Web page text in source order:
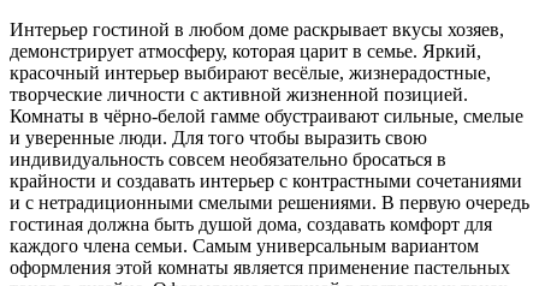
Интерьер гостиной в любом доме раскрывает вкусы хозяев,
демонстрирует атмосферу, которая царит в семье. Яркий,
красочный интерьер выбирают весёлые, жизнерадостные,
творческие личности с активной жизненной позицией.
Комнаты в чёрно-белой гамме обустраивают сильные, смелые
и уверенные люди. Для того чтобы выразить свою
индивидуальность совсем необязательно бросаться в
крайности и создавать интерьер с контрастными сочетаниями
и с нетрадиционными смелыми решениями. В первую очередь
гостиная должна быть душой дома, создавать комфорт для
каждого члена семьи. Самым универсальным вариантом
оформления этой комнаты является применение пастельных